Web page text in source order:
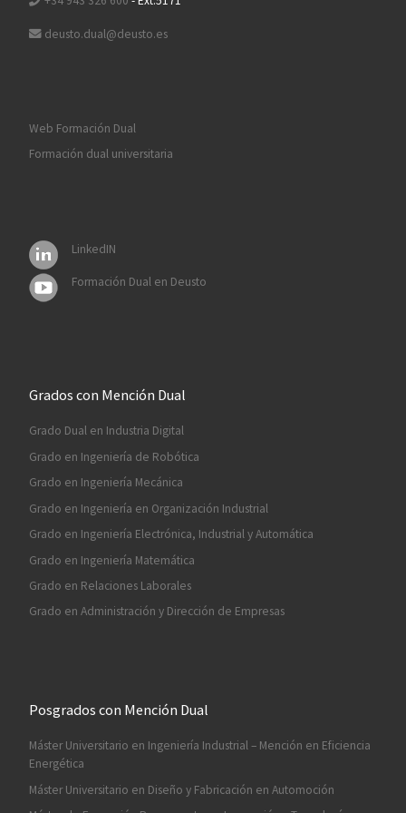
deusto.dual@deusto.es
Web Formación Dual
Formación dual universitaria
LinkedIN
Formación Dual en Deusto
Grados con Mención Dual
Grado Dual en Industria Digital
Grado en Ingeniería de Robótica
Grado en Ingeniería Mecánica
Grado en Ingeniería en Organización Industrial
Grado en Ingeniería Electrónica, Industrial y Automática
Grado en Ingeniería Matemática
Grado en Relaciones Laborales
Grado en Administración y Dirección de Empresas
Posgrados con Mención Dual
Máster Universitario en Ingeniería Industrial – Mención en Eficiencia
Energética
Máster Universitario en Diseño y Fabricación en Automoción